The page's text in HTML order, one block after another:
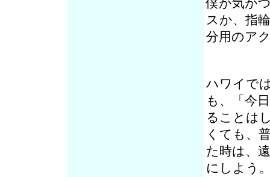
僕が気が
スか、指
分用のア
ハワイで
も、「今
ることは
くても、
た時は、
にしよう